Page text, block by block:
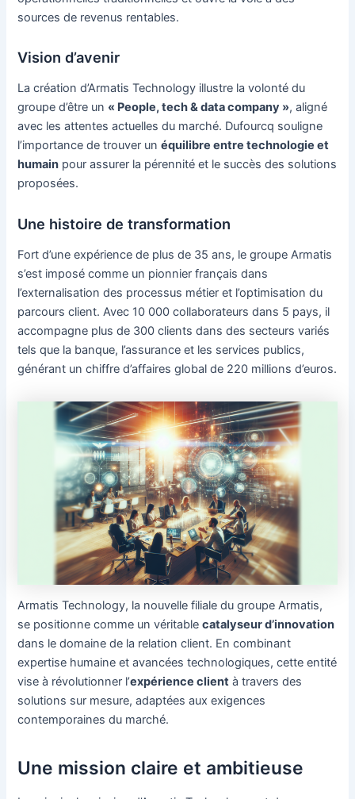
sources de revenus rentables.
Vision d’avenir
La création d’Armatis Technology illustre la volonté du
groupe d’être un « People, tech & data company », aligné
avec les attentes actuelles du marché. Dufourcq souligne
l’importance de trouver unéquilibre entre technologie et
humain pour assurer la pérennité et le succès des solutions
proposées.
Une histoire de transformation
Fort d’une expérience de plus de 35 ans, le groupe Armatis
s’est imposé comme un pionnier français dans
l’externalisation des processus métier et l’optimisation du
parcours client. Avec 10 000 collaborateurs dans 5 pays, il
accompagne plus de 300 clients dans des secteurs variés
tels que la banque, l’assurance et les services publics,
générant un chiffre d’affaires global de 220 millions d’euros.
Armatis Technology, la nouvelle filiale du groupe Armatis,
se positionne comme un véritablecatalyseur d’innovation
dans le domaine de la relation client. En combinant
expertise humaine et avancées technologiques, cette entité
vise à révolutionner l’expérience client à travers des
solutions sur mesure, adaptées aux exigences
contemporaines du marché.
Une mission claire et ambitieuse